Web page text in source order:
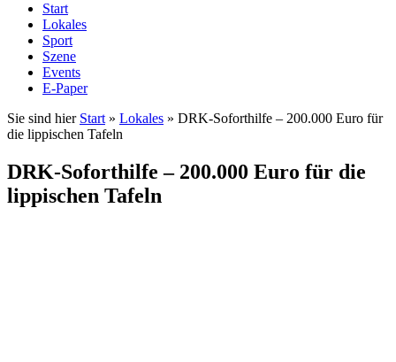
Start
Lokales
Sport
Szene
Events
E-Paper
Sie sind hier Start » Lokales » DRK-Soforthilfe – 200.000 Euro für
die lippischen Tafeln
DRK-Soforthilfe – 200.000 Euro für die
lippischen Tafeln